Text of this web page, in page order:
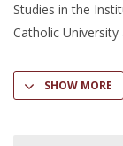
Studies in the
Catholic University
SHOW MORE